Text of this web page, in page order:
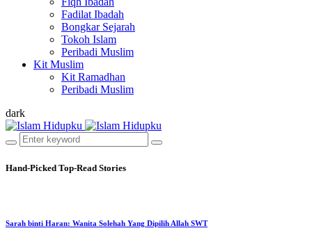
Fadilat Ibadah
Bongkar Sejarah
Tokoh Islam
Peribadi Muslim
Kit Muslim
Kit Ramadhan
Peribadi Muslim
dark
Hand-Picked Top-Read Stories
Sarah binti Haran: Wanita Solehah Yang Dipilih Allah SWT